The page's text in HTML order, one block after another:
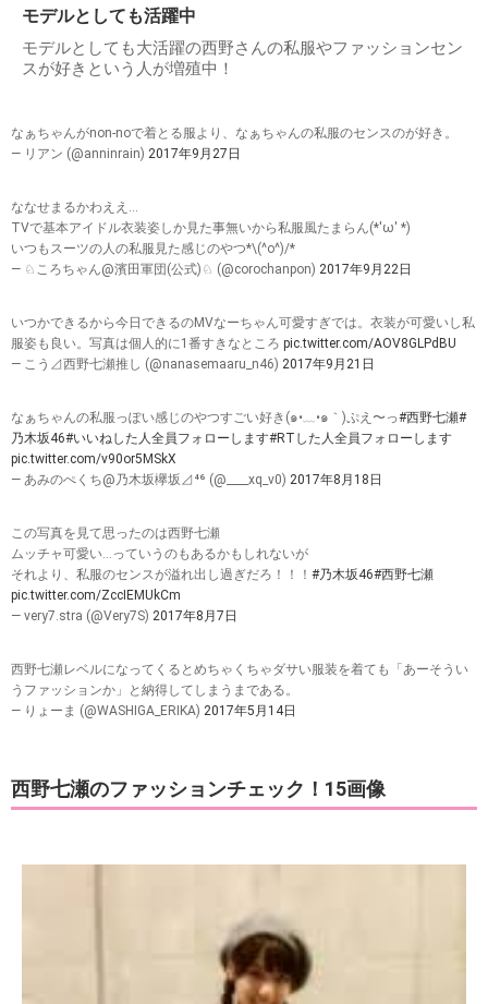
モデルとしても活躍中
モデルとしても大活躍の西野さんの私服やファッションセン
スが好きという人が増殖中！
なぁちゃんがnon-noで着とる服より、なぁちゃんの私服のセンスのが好き。
— リアン (@anninrain) 2017年9月27日
ななせまるかわええ…
TVで基本アイドル衣装姿しか見た事無いから私服風たまらん(*'ω' *)
いつもスーツの人の私服見た感じのやつ*\(^o^)/*
— ♘ころちゃん@濱田軍団(公式)♘ (@corochanpon) 2017年9月22日
いつかできるから今日できるのMVなーちゃん可愛すぎでは。衣装が可愛いし私
服姿も良い。写真は個人的に1番すきなところ pic.twitter.com/AOV8GLPdBU
— こう⊿西野七瀬推し (@nanasemaaru_n46) 2017年9月21日
なぁちゃんの私服っぽい感じのやつすごい好き(๑•﹏•๑｀)ぷえ〜っ#西野七瀬#
乃木坂46#いいねした人全員フォローします#RTした人全員フォローします
pic.twitter.com/v90or5MSkX
— あみのぺくち@乃木坂欅坂⊿⁴⁶ (@____xq_v0) 2017年8月18日
この写真を見て思ったのは西野七瀬
ムッチャ可愛い…っていうのもあるかもしれないが
それより、私服のセンスが溢れ出し過ぎだろ！！！ #乃木坂46#西野七瀬
pic.twitter.com/ZccIEMUkCm
— very7.stra (@Very7S) 2017年8月7日
西野七瀬レベルになってくるとめちゃくちゃダサい服装を着ても「あーそうい
うファッションか」と納得してしまうまである。
— りょーま (@WASHIGA_ERIKA) 2017年5月14日
西野七瀬のファッションチェック！15画像